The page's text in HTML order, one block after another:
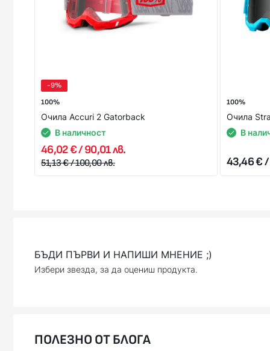
-9%
100%
Очила Accuri 2 Gatorback
В наличност
46,02 € / 90,01 лв.
51,13 € / 100,00 лв.
100%
Очила
В
43,46 € /
БЪДИ ПЪРВИ И НАПИШИ МНЕНИЕ ;)
Избери звезда, за да оцениш продукта.
ПОЛЕЗНО ОТ БЛОГА